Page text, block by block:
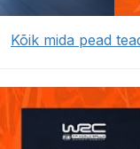
Kõik mida pead